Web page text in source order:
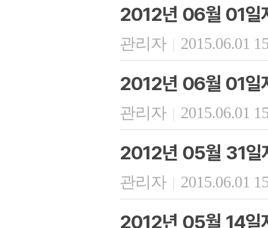
2012년 06월 01일
관리자 | 2015.06.01
2012년 06월 01일
관리자 | 2015.06.01
2012년 05월 31일
관리자 | 2015.06.01
2012년 05월 14일